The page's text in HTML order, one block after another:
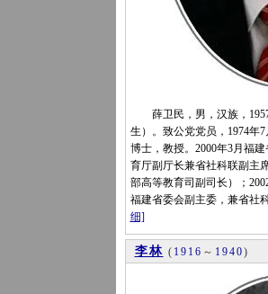
薛卫民，男，汉族，1957
生）。致公党党员，1974年
博士，教授。2000年3月福
育厅副厅长兼省社科联副主
部高等教育司副司长）；
福建省委会副主委，兼省社
细]
李林 ( 1916 ～ 1940)